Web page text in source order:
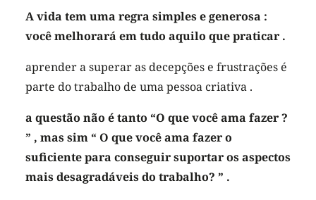
A vida tem uma regra simples e generosa :
você melhorará em tudo aquilo que praticar .
aprender a superar as decepções e frustrações é
parte do trabalho de uma pessoa criativa .
a questão não é tanto “O que você ama fazer ?
” , mas sim “ O que você ama fazer o
suficiente para conseguir suportar os aspectos
mais desagradáveis do trabalho? ” .